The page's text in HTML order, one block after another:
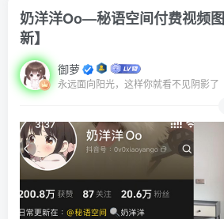
奶洋洋Oo—秘语空间付费视频
新】
御萝
永远面向阳光，这样你就看不见阴影了